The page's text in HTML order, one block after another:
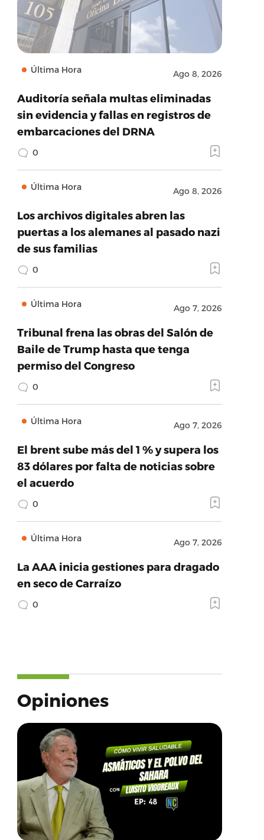
Última Hora Ago 8, 2026
Auditoría señala multas eliminadas
sin evidencia y fallas en registros de
embarcaciones del DRNA
0
Última Hora Ago 8, 2026
Los archivos digitales abren las
puertas a los alemanes al pasado nazi
de sus familias
0
Última Hora Ago 7, 2026
Tribunal frena las obras del Salón de
Baile de Trump hasta que tenga
permiso del Congreso
0
Última Hora Ago 7, 2026
El brent sube más del 1 % y supera los
83 dólares por falta de noticias sobre
el acuerdo
0
Última Hora Ago 7, 2026
La AAA inicia gestiones para dragado
en seco de Carraízo
0
Opiniones